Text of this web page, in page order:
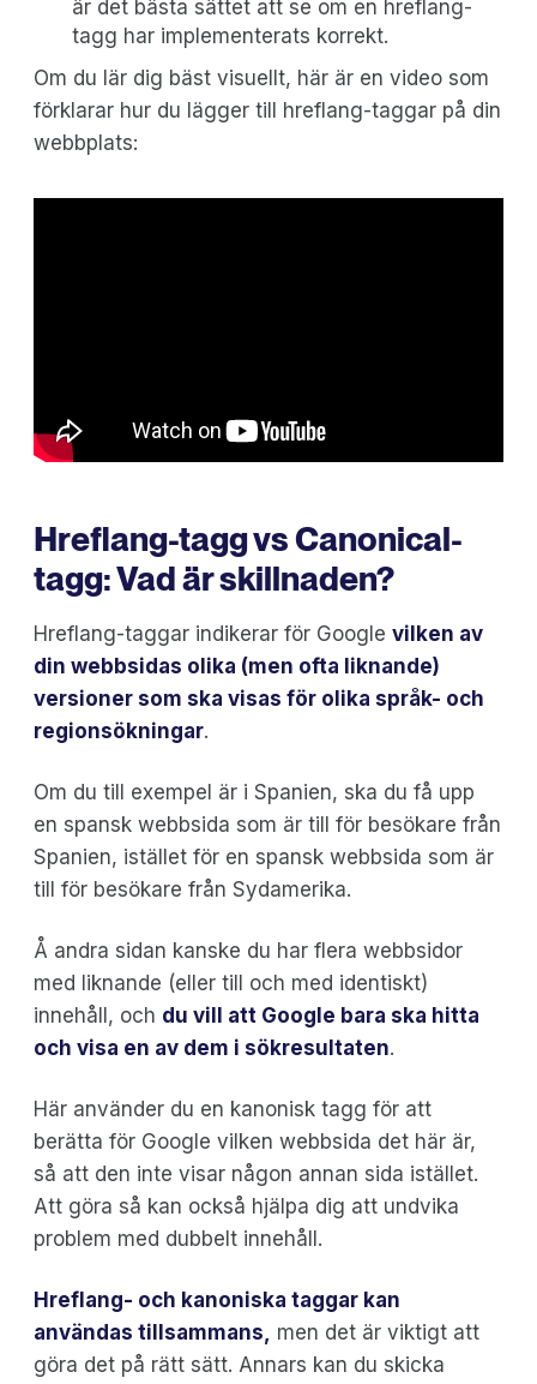
är det bästa sättet att se om en hreflang-
tagg har implementerats korrekt.
Om du lär dig bäst visuellt, här är en video som
förklarar hur du lägger till hreflang-taggar på din
webbplats:
Hreflang-tagg vs Canonical-
tagg: Vad är skillnaden?
Hreflang-taggar indikerar för Google vilken av
din webbsidas olika (men ofta liknande)
versioner som ska visas för olika språk- och
regionsökningar.
Om du till exempel är i Spanien, ska du få upp
en spansk webbsida som är till för besökare från
Spanien, istället för en spansk webbsida som är
till för besökare från Sydamerika.
Å andra sidan kanske du har flera webbsidor
med liknande (eller till och med identiskt)
innehåll, och du vill att Google bara ska hitta
och visa en av dem i sökresultaten.
Här använder du en kanonisk tagg för att
berätta för Google vilken webbsida det här är,
så att den inte visar någon annan sida istället.
Att göra så kan också hjälpa dig att undvika
problem med dubbelt innehåll.
Hreflang- och kanoniska taggar kan
användas tillsammans, men det är viktigt att
göra det på rätt sätt. Annars kan du skicka